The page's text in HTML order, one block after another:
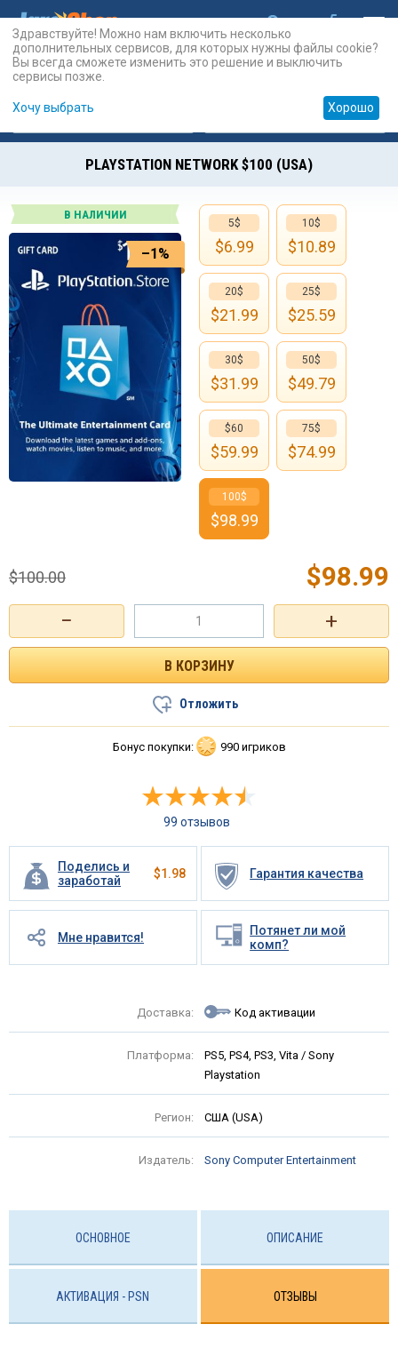
Карты Prepaid
PLAYSTATION NETWORK $100 (USA)
В НАЛИЧИИ
–1%
+
−
$98.99
$100.00
Отложить
Бонус покупки: 990 игриков
99 отзывов
Поделись и
заработай
$1.98 Гарантия качества
Мне нравится!
Потянет ли мой
комп?
Доставка: Код активации
Платформа:
PS5, PS4, PS3, Vita / Sony
Playstation
Регион: США (USA)
Издатель: Sony Computer Entertainment
5$
$6.99
10$
$10.89
20$
$21.99
25$
$25.59
30$
$31.99
50$
$49.79
$60
$59.99
75$
$74.99
100$
$98.99
ОСНОВНОЕ ОПИСАНИЕ
АКТИВАЦИЯ - PSN ОТЗЫВЫ
Здравствуйте! Можно нам включить несколько
дополнительных сервисов, для которых нужны файлы cookie?
Вы всегда сможете изменить это решение и выключить
сервисы позже.
Хочу выбрать Хорошо